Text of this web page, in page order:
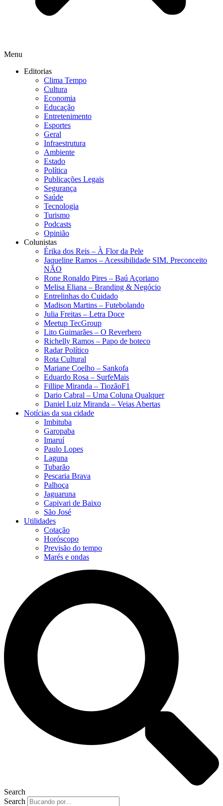
Menu
Editorias
Clima Tempo
Cultura
Economia
Educação
Entretenimento
Esportes
Geral
Infraestrutura
Ambiente
Estado
Política
Publicações Legais
Segurança
Saúde
Tecnologia
Turismo
Podcasts
Opinião
Colunistas
Érika dos Reis​ – À Flor da Pele
Jaqueline Ramos – Acessibilidade SIM. Preconceito
NÃO
Rone Ronaldo Pires – Baú Açoriano
Melisa Eliana – Branding & Negócio
Entrelinhas do Cuidado
Madison Martins – Futebolando
Julia Freitas​ – Letra Doce
Meetup TecGroup
Lito Guimarães – O Reverbero
Richelly Ramos​ – Papo de boteco
Radar Político
Rota Cultural
Mariane Coelho – Sankofa
Eduardo Rosa​ – SurfeMais
Fillipe Miranda – TiozãoF1
Dario Cabral – Uma Coluna Qualquer
Daniel Luiz Miranda – Veias Abertas
Notícias da sua cidade
Imbituba
Garopaba
Imaruí
Paulo Lopes
Laguna
Tubarão
Pescaria Brava
Palhoça
Jaguaruna
Capivari de Baixo
São José
Utilidades
Cotação
Horóscopo
Previsão do tempo
Marés e ondas
Search
Search